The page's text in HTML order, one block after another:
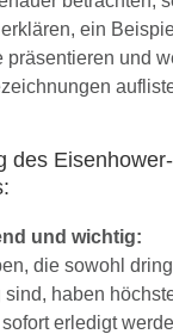
ein
präsentieren und
des Eisenhower-
und wichtig:
die sowohl
sind, haben
erledigt